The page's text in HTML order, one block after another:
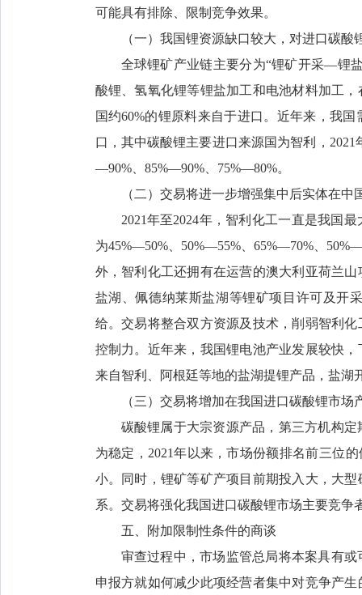
可能具有排除、限制竞争效果。
（一）我国锂资源缺口较大，对进口碳
全球锂矿产业链主要分为“锂矿开采—锂
酸锂、氢氧化锂等锂盐加工和电池材料加工
国约60%的锂原料来自于进口。近年来，我
口，其中碳酸锂主要进口来源国为智利，
—90%、85%—90%、75%—80%。
（二）交易将进一步增强集中后实体在
2021年至2024年，智利化工一直是我国
为45%—50%、50%—55%、65%—70%、
外，智利化工还拥有在运营的澳大利亚荷兰
盐湖、佩德纳莱斯盐湖等锂矿项目许可及开
给。交易将整合双方资源及技术，削弱智利
控制力。近年来，我国锂电池产业发展较快
来自智利、阿根廷等地的盐湖提锂产品，盐
（三）交易将增加在我国进口碳酸锂市场
碳酸锂属于大宗资源产品，第三方机构
为稳定，2021年以来，市场份额排名前三位
小。同时，锂矿等矿产项目前期投入大，大
系。交易将强化我国进口碳酸锂市场主要竞
五、附加限制性条件的商谈
审查过程中，市场监管总局将本案具有
申报方就如何减少此项经营者集中对竞争产